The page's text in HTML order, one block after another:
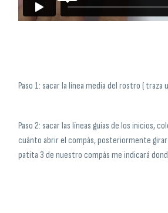
Paso 1: sacar la línea media del rostro (
Paso 2: sacar las líneas guías de los inicios,
cuánto abrir el compás, posteriormente
patita 3 de nuestro compás me indicará